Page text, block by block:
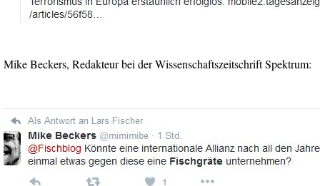
Mike Beckers, Redakteur bei der Wissenschaftszeitschrift Spektrum: